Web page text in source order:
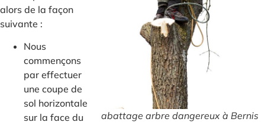
abattage arbre dangereux à Bernis
alors de la façon
suivante :
Nous
commençons
par effectuer
une coupe de
sol horizontale
sur la face du